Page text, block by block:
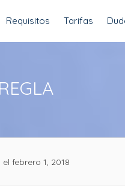
el febrero 1, 2018
Requisitos Tarifas